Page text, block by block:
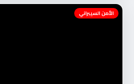
الأمن السيبراني